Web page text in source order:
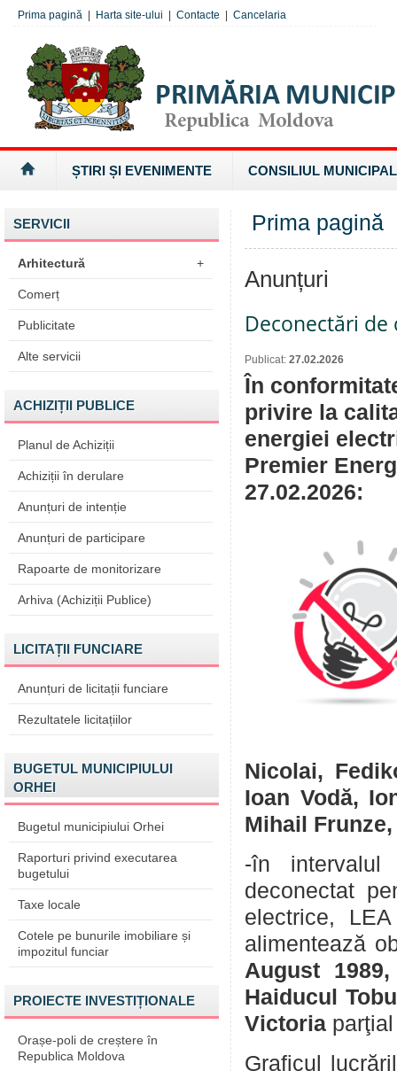
Prima pagină Harta site-ului Contacte Cancelaria
ȘTIRI ȘI EVENIMENTE CONSILIUL MUNICIPAL
SERVICII
Arhitectură +
Comerț
Publicitate
Alte servicii
ACHIZIȚII PUBLICE
Planul de Achiziții
Achiziții în derulare
Anunțuri de intenție
Anunțuri de participare
Rapoarte de monitorizare
Arhiva (Achiziții Publice)
LICITAȚII FUNCIARE
Anunțuri de licitații funciare
Rezultatele licitațiilor
BUGETUL MUNICIPIULUI
ORHEI
Bugetul municipiului Orhei
Raporturi privind executarea
bugetului
Taxe locale
Cotele pe bunurile imobiliare și
impozitul funciar
PROIECTE INVESTIȚIONALE
Orașe-poli de creștere în
Republica Moldova
Prima pagină
Anunțuri
Deconectări
Publicat: 27.02.2026
În
privire la
energiei
Premier
27.02.2026:
Nicolai,
Ioan Vodă,
Mihail
-în
deconectat
electrice,
alimentează
August
Haiducul
Victoria parţial
Graficul